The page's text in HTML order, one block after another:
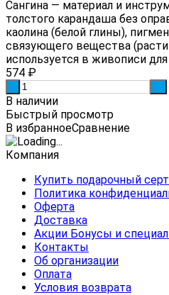
Сангина — материал и
толстого карандаша без
каолина (белой глины),
связующего вещества
используется в живописи
574 ₽
В наличии
Быстрый просмотр
В избранноеСравнение
Компания
Купить подарочный
Политика
Оферта
Доставка
Акции Бонусы и
Контакты
Об организации
Оплата
Условия возврата